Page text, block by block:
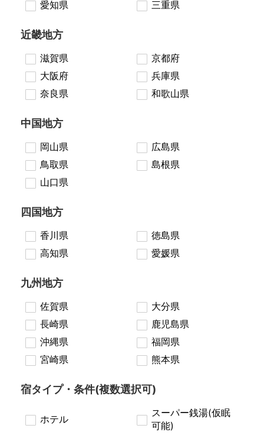
愛知県 三重県
近畿地方
滋賀県
京都府
大阪府
兵庫県
奈良県
和歌山県
中国地方
岡山県
広島県
鳥取県
島根県
山口県
四国地方
香川県
徳島県
高知県
愛媛県
九州地方
佐賀県
大分県
長崎県
鹿児島県
沖縄県
福岡県
宮崎県
熊本県
宿タイプ・条件(複数選択可)
ホテル
スーパー銭湯(仮眠
可能)